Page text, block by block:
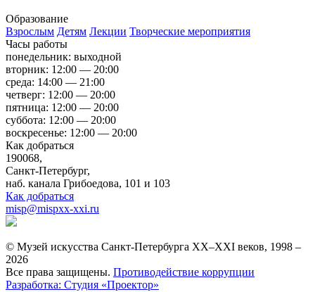
Образование
Взрослым Детям Лекции Творческие мероприятия
Часы работы
понедельник: выходной
вторник: 12:00 — 20:00
среда: 14:00 — 21:00
четверг: 12:00 — 20:00
пятница: 12:00 — 20:00
суббота: 12:00 — 20:00
воскресенье: 12:00 — 20:00
Как добраться
190068,
Санкт-Петербург,
наб. канала Грибоедова, 101 и 103
Как добраться
misp@mispxx-xxi.ru
© Музей искусства Санкт-Петербурга XX–XXI веков, 1998 –
2026
Все права защищены. Противодействие коррупции
Разработка: Студия «Проектор»